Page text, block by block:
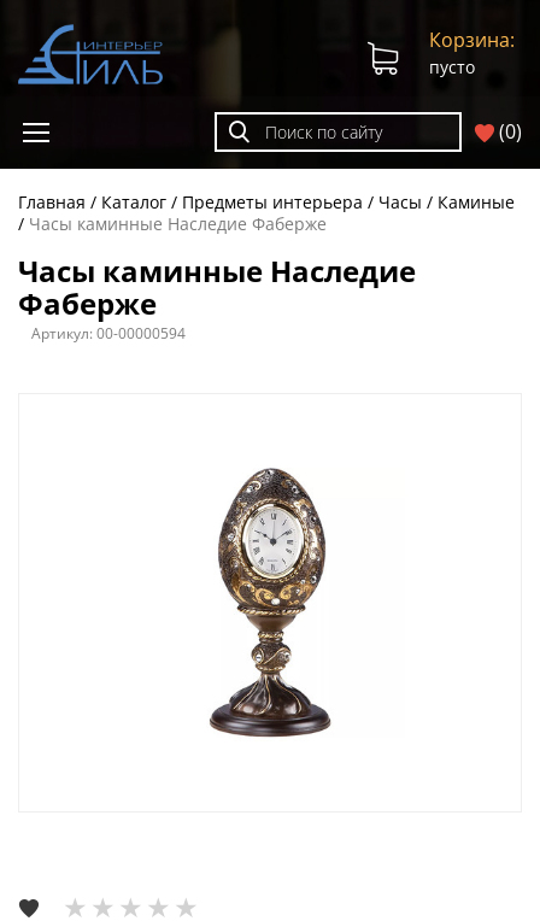
(0)
Корзина:
пусто
Главная Каталог Предметы интерьера Часы
Каминые
Часы каминные Наследие Фаберже
Часы каминные Наследие
Фаберже
Артикул:00-00000594